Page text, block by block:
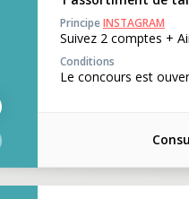
PrincipeINSTAGRAM
Suivez 2 comptes +
Conditions
Le concours est